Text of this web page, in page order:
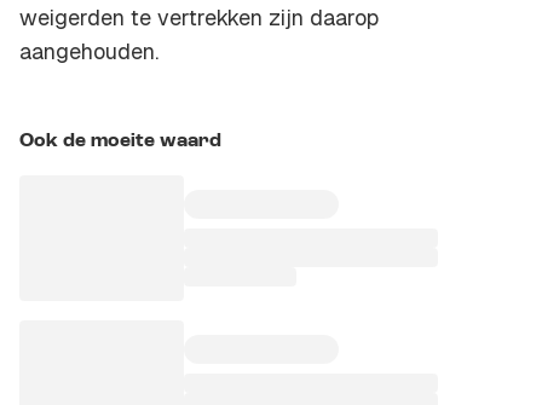
weigerden te vertrekken zijn daarop
aangehouden.
Ook de moeite waard